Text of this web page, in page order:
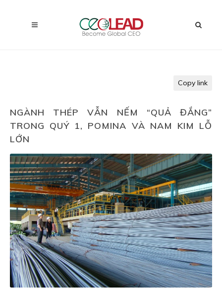
Copy link
NGÀNH THÉP VẪN NẾM “QUẢ ĐẮNG”
TRONG QUÝ 1, POMINA VÀ NAM KIM LỖ
LỚN